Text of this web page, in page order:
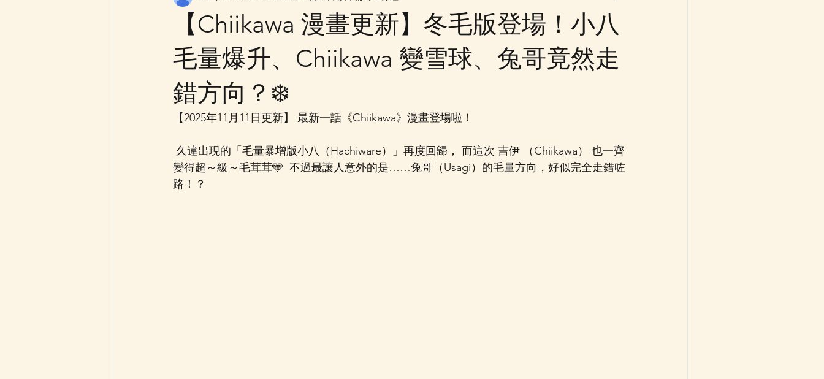
【Chiikawa 漫畫更新】冬毛版登場！小八
毛量爆升、Chiikawa 變雪球、兔哥竟然走
錯方向？❄️
【2025年11月11日更新】 最新一話《Chiikawa》漫畫登場啦！
變得超～級～毛茸茸🩵  不過最讓人意外的是……兔哥（Usagi）的毛量方向，好似完全走錯咗
路！？